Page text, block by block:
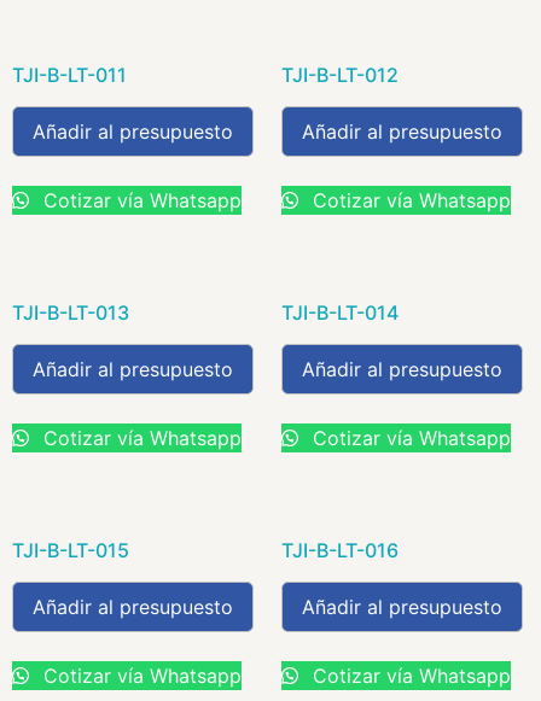
TJI-B-LT-011
Añadir al presupuesto
Cotizar vía Whatsapp
TJI-B-LT-012
Añadir al presupuesto
Cotizar vía Whatsapp
TJI-B-LT-013
Añadir al presupuesto
Cotizar vía Whatsapp
TJI-B-LT-014
Añadir al presupuesto
Cotizar vía Whatsapp
TJI-B-LT-015
Añadir al presupuesto
Cotizar vía Whatsapp
TJI-B-LT-016
Añadir al presupuesto
Cotizar vía Whatsapp